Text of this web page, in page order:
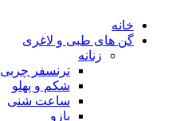
خانه
گن های طبی و لاغری
زنانه
ترنسفر چربی
شکم و پهلو
ساعت شنی
بازو